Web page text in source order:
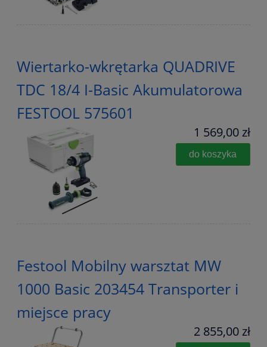
Wiertarko-wkrętarka QUADRIVE
TDC 18/4 I-Basic Akumulatorowa
FESTOOL 575601
1 569,00 zł
do koszyka
Festool Mobilny warsztat MW
1000 Basic 203454 Transporter i
miejsce pracy
2 855,00 zł